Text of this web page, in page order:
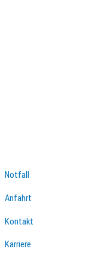
Notfall
Anfahrt
Kontakt
Karriere